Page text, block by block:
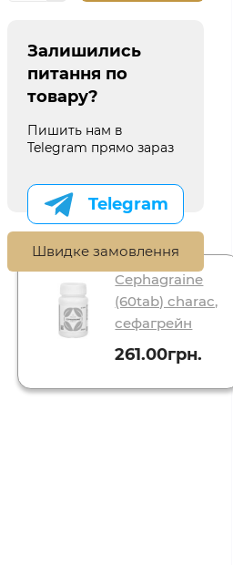
Cephagraine
(60tab) charac,
сефагрейн
261.00грн.
Залишились
питання по
товару?
Пишить нам в
Telegram прямо зараз
Telegram
Швидке замовлення